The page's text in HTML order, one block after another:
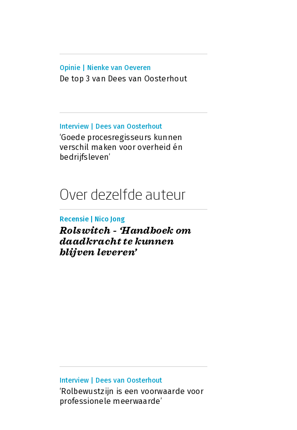
Opinie | Nienke van Oeveren
De top 3 van Dees van Oosterhout
Interview | Dees van Oosterhout
‘Goede procesregisseurs kunnen
verschil maken voor overheid én
bedrijfsleven’
Over dezelfde auteur
Recensie | Nico Jong
Rolswitch - ‘Handboek om
daadkracht te kunnen
blijven leveren’
Interview | Dees van Oosterhout
‘Rolbewustzijn is een voorwaarde voor
professionele meerwaarde’